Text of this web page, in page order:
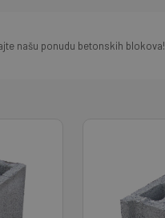
našu ponudu betonskih blokova!